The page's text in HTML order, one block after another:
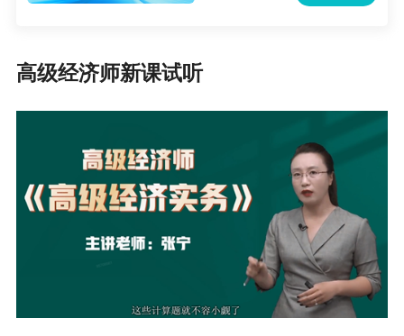
高级经济师新课试听